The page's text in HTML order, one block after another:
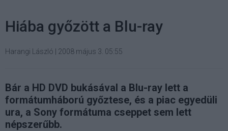
Hiába győzött a Blu-ray
Harangi László 2008 május 3. 05:55
Bár a HD DVD bukásával a Blu-ray lett a
formátumháború győztese, és a piac egyedüli
ura, a Sony formátuma cseppet sem lett
népszerűbb.